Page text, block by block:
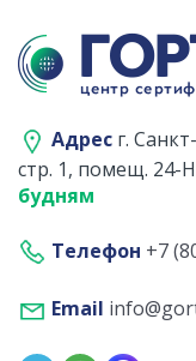
Адрес г.
стр. 1, помещ. 24-Н
будням
Телефон +7
Email